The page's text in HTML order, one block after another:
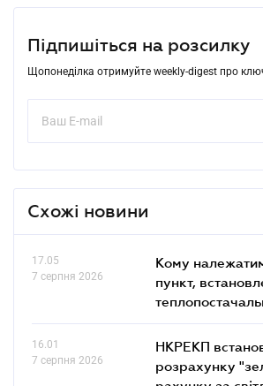
Підпишіться на розсилку
Щопонеділка отримуйте weekly-digest про
Схожі новини
17.05
7 серпня 2026
Кому
пункт,
16.01
7 серпня 2026
НКРЕКП
розрахунку